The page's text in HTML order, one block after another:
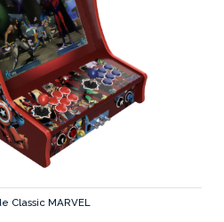
Classic MARVEL